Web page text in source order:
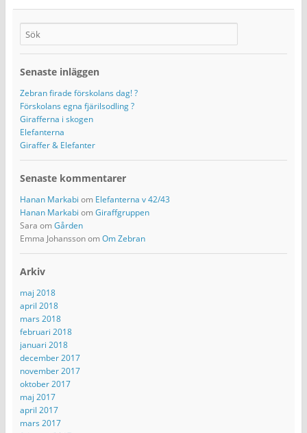
Senaste inläggen
Zebran firade förskolans dag! ?
Förskolans egna fjärilsodling ?
Girafferna i skogen
Elefanterna
Giraffer & Elefanter
Senaste kommentarer
Hanan Markabi om Elefanterna v 42/43
Hanan Markabi omGiraffgruppen
Sara omGården
Emma JohanssonomOm Zebran
Arkiv
maj 2018
april 2018
mars 2018
februari 2018
januari 2018
december 2017
november 2017
oktober 2017
maj 2017
april 2017
mars 2017